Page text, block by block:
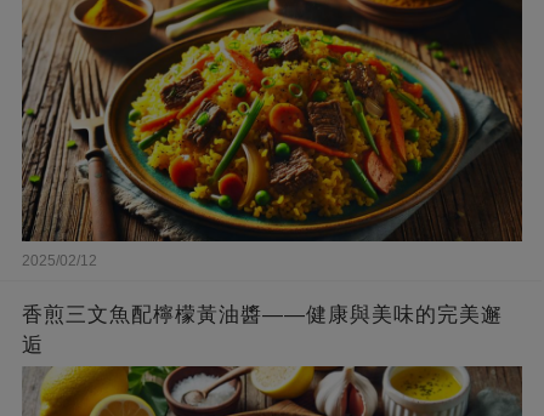
2025/02/12
香煎三文魚配檸檬黃油醬——健康與美味的完美邂
逅